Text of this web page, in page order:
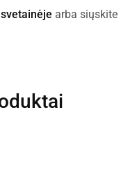
arba siųskite